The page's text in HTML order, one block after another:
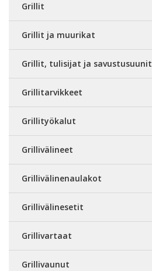
Grillit
Grillit ja muurikat
Grillit, tulisijat ja savustusuunit
Grillitarvikkeet
Grillityökalut
Grillivälineet
Grillivälinenaulakot
Grillivälinesetit
Grillivartaat
Grillivaunut